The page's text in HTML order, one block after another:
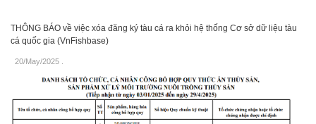
THÔNG BÁO về việc xóa đăng ký tàu cá ra khỏi hệ thống Cơ sở dữ liệu tàu
cá quốc gia (VnFishbase)
20/May/2025 .